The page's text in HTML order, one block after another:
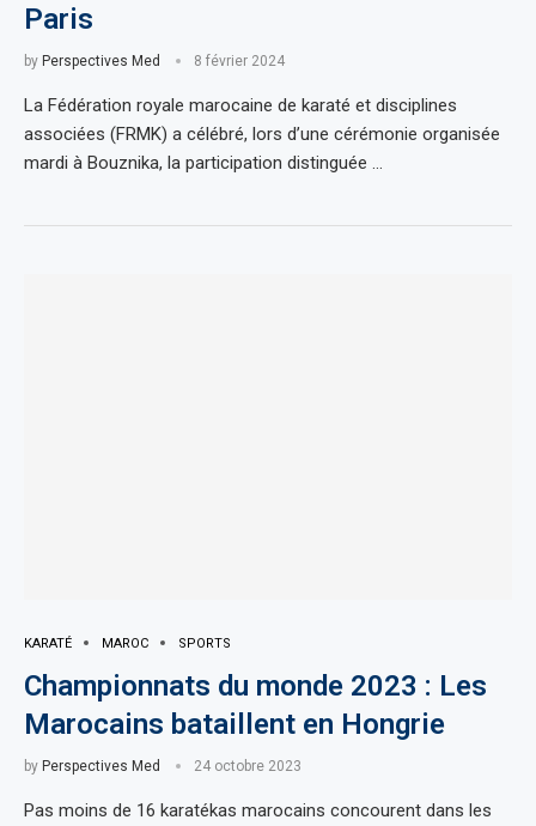
Paris
by Perspectives Med 8 février 2024
La Fédération royale marocaine de karaté et disciplines
associées (FRMK) a célébré, lors d’une cérémonie organisée
mardi à Bouznika, la participation distinguée …
KARATÉ MAROC SPORTS
Championnats du monde 2023 : Les
Marocains bataillent en Hongrie
by Perspectives Med 24 octobre 2023
Pas moins de 16 karatékas marocains concourent dans les